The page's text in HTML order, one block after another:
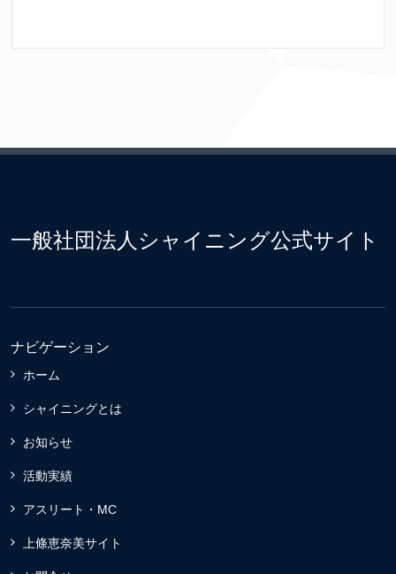
一般社団法人シャイニング公式サイト
ナビゲーション
ホーム
シャイニングとは
お知らせ
活動実績
アスリート・MC
上條恵奈美サイト